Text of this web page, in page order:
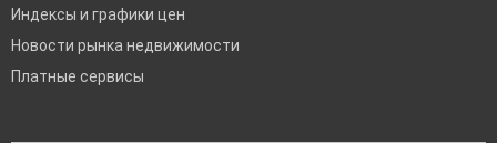
Индексы и графики цен
Новости рынка недвижимости
Платные сервисы